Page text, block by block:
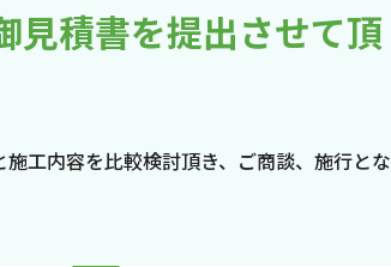
見積書を提出させて頂
工内容を比較検討頂き、ご商談、施行とな